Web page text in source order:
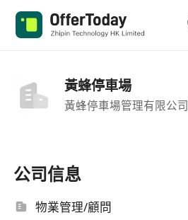
黃蜂停車場
黃蜂停車場管理有限公司
公司信息
物業管理/顧問